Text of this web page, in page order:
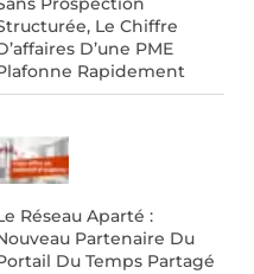
Le Chiffre
D’une PME
Rapidement
Réseau Aparté :
Partenaire Du
Du Temps Partagé